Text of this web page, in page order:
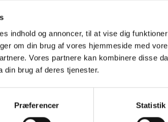
indhold og annoncer, til at vise dig
om din brug af vores hjemmeside med
Vores partnere kan kombinere disse
din brug af deres tjenester.
Præferencer Statistik